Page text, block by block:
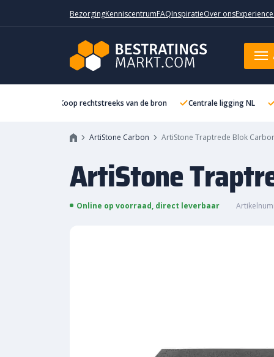
BezorgingKenniscentrumFAQInspiratieOver ons
Koop rechtstreeks van de bron Centrale ligging NL
ArtiStone Carbon ArtiStone Traptrede Blok
ArtiStone
Online op voorraad, direct leverbaar
ArtiStone Traptrede Blok